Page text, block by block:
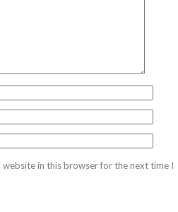
website in this browser for the next time I